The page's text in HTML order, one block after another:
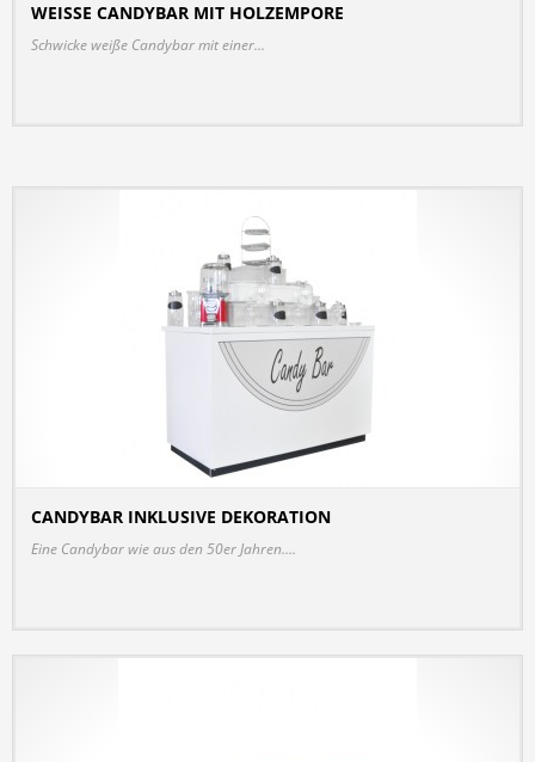
WEISSE CANDYBAR MIT HOLZEMPORE
Schwicke weiße Candybar mit einer...
CANDYBAR INKLUSIVE DEKORATION
Eine Candybar wie aus den 50er Jahren....